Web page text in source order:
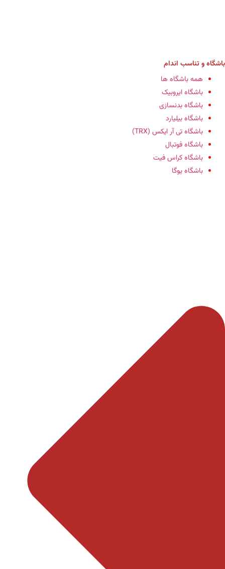
باشگاه‌ و تناسب اندام
همه باشگاه ها
باشگاه ایروبیک
باشگاه‌ بدنسازی
باشگاه بیلیارد
باشگاه تی آر ایکس (TRX)
باشگاه فوتبال
باشگاه کراس فیت
باشگاه یوگا